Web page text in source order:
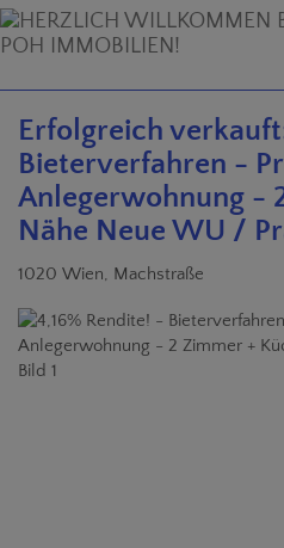
Erfolgreich
Bieterverfahren -
Anlegerwohnung -
Nähe Neue WU /
1020 Wien, Machstraße